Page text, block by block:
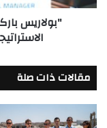
العقاري
"بولاريس
مقالات ذات صلة